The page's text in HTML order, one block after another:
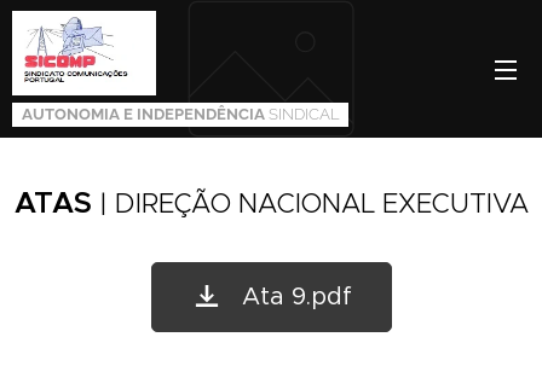
AUTONOMIA E INDEPENDÊNCIASINDICAL
ATAS | DIREÇÃO NACIONAL EXECUTIVA
Ata 9.pdf